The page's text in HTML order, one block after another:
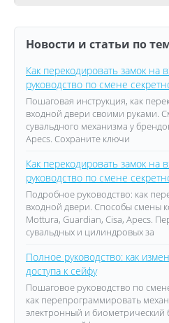
Новости и статьи по
Как перекодировать замок на
руководство по смене
Пошаговая инструкция, как
входной двери своими руками.
сувальдного механизма у
Apecs. Сохраните ключи
Как перекодировать замок на
руководство по смене
Подробное руководство: как
входной двери. Способы смены
Mottura, Guardian, Cisa, Apecs.
сувальдных и цилиндровых за
Полное руководство: как
доступа к сейфу
Пошаговое руководство по
как перепрограммировать
электронный и биометрический